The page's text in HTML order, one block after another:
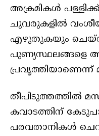
അക്രമികള്‍
ചുവരുകളില്‍
എഴുതുകയും
പുണ്യസ്ഥലങ്ങളെ
പ്രവൃത്തിയാണെന്ന്
തീപിടുത്തത്തില്‍
കവാടത്തിന്
പരവതാനികള്‍